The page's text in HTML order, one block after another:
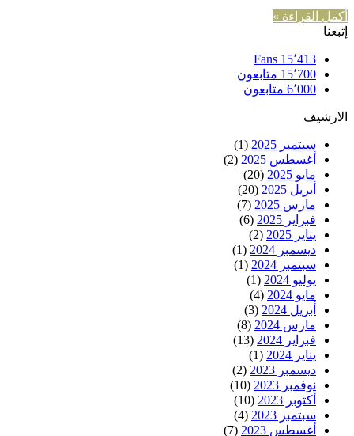
أكمل القراءة »
إتبعنا
15٬413 Fans
15٬700 متابعون
6٬000 متابعون
الارشيف
سبتمبر 2025
(1)
أغسطس 2025
(2)
مايو 2025
(20)
أبريل 2025
(20)
مارس 2025
(7)
فبراير 2025
(6)
يناير 2025
(2)
ديسمبر 2024
(1)
سبتمبر 2024
(1)
يوليو 2024
(1)
مايو 2024
(4)
أبريل 2024
(3)
مارس 2024
(8)
فبراير 2024
(13)
يناير 2024
(1)
ديسمبر 2023
(2)
نوفمبر 2023
(10)
أكتوبر 2023
(10)
سبتمبر 2023
(4)
أغسطس 2023
(7)